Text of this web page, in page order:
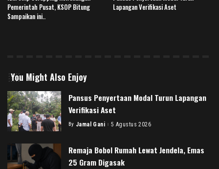
Pemerintah Pusat, KSOP Bitung
Sampaikan ini..
Lapangan Verifikasi Aset
You Might Also Enjoy
Pansus Penyertaan Modal Turun Lapangan
Verifikasi Aset
Posted
By Jamal Gani 5 Agustus 2026
Remaja Bobol Rumah Lewat Jendela, Emas
25 Gram Digasak